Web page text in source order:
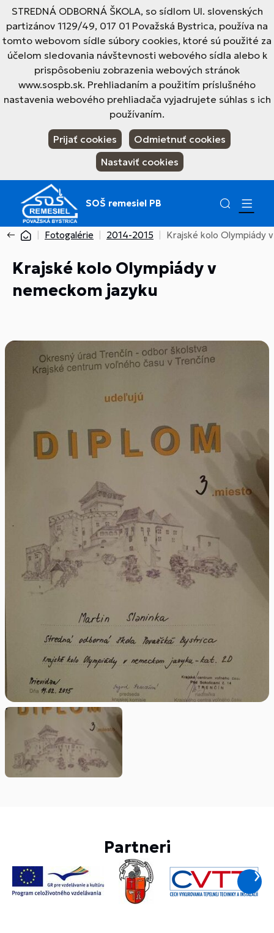
STREDNÁ ODBORNÁ ŠKOLA, so sídlom Ul. slovenských
partizánov 1129/49, 017 01 Považská Bystrica, používa na
tomto webovom sídle súbory cookies, ktoré sú použité za
účelom sledovania návštevnosti webového sídla alebo k
prispôsobeniu zobrazenia webových stránok
www.sospb.sk. Prehliadaním a použitím príslušného
nastavenia webového prehliadača vyjadrujete súhlas s ich
používaním.
Prijať cookies
Odmietnuť cookies
Nastaviť cookies
SOŠ remesiel PB
Fotogalérie 2014-2015 Krajské kolo Olympiády
Krajské kolo Olympiády v
nemeckom jazyku
Partneri